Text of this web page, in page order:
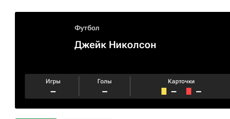
Футбол
Джейк Николсон
Игры
–
Голы
–
Карточки
– –